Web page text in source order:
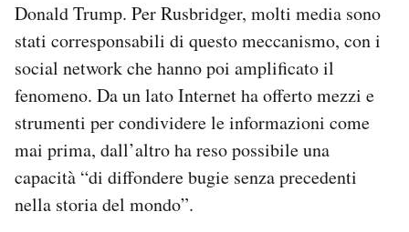
Donald Trump. Per Rusbridger, molti media sono
stati corresponsabili di questo meccanismo, con i
social network che hanno poi amplificato il
fenomeno. Da un lato Internet ha offerto mezzi e
strumenti per condividere le informazioni come
mai prima, dall’altro ha reso possibile una
capacità “di diffondere bugie senza precedenti
nella storia del mondo”.